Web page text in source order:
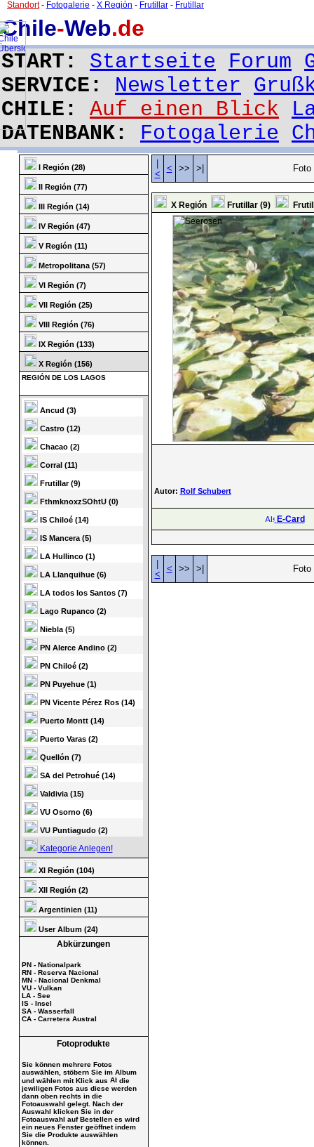
Chile-Web.de
START: Startseite Forum
SERVICE: Newsletter
CHILE: Auf einen Blick
DATENBANK: Fotogalerie
Standort- Fotogalerie - X Región - Frutillar - Frutillar
I Región (28)
II Región (77)
III Región (14)
IV Región (47)
V Región (11)
Metropolitana (57)
VI Región (7)
VII Región (25)
VIII Región (76)
IX Región (133)
X Región (156)
REGIÓN DE LOS LAGOS
Ancud (3)
Castro (12)
Chacao (2)
Corral (11)
Frutillar (9)
FthmknoxzSOhtU (0)
IS Chiloé (14)
IS Mancera (5)
LA Hullinco (1)
LA Llanquihue (6)
LA todos los Santos (7)
Lago Rupanco (2)
Niebla (5)
PN Alerce Andino (2)
PN Chiloé (2)
PN Puyehue (1)
PN Vicente Pérez Ros (14)
Puerto Montt (14)
Puerto Varas (2)
Quellón (7)
SA del Petrohué (14)
Valdivia (15)
VU Osorno (6)
VU Puntiagudo (2)
Kategorie Anlegen!
XI Región (104)
XII Región (2)
Argentinien (11)
User Album (24)
Abkürzungen
PN - Nationalpark
RN - Reserva Nacional
MN - Nacional Denkmal
VU - Vulkan
LA - See
IS - Insel
SA - Wasserfall
CA - Carretera Austral
Fotoprodukte
Sie können mehrere Fotos
auswählen, stöbern Sie im Album
und wählen mit Klick aus
die
jewiligen Fotos aus diese werden
dann oben rechts in die
Fotoauswahl gelegt. Nach der
Auswahl klicken Sie in der
Fotoauswahl auf Bestellen es wird
ein neues Fenster geöffnet indem
Sie die Produkte auswählen
können.
<
< >> >|
X Región Frutillar (9)
Autor: Rolf Schubert
E-Card
<
< >> >|